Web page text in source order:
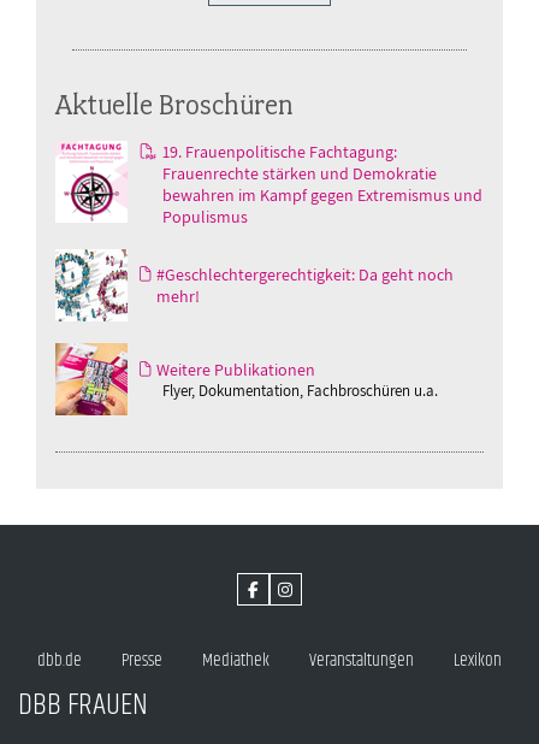
Aktuelle Broschüren
19. Frauenpolitische Fachtagung:
Frauenrechte stärken und Demokratie
bewahren im Kampf gegen Extremismus und
Populismus
#Geschlechtergerechtigkeit: Da geht noch
mehr!
Weitere Publikationen
Flyer, Dokumentation, Fachbroschüren u.a.
dbb.de Presse Mediathek Veranstaltungen Lexikon
DBB FRAUEN